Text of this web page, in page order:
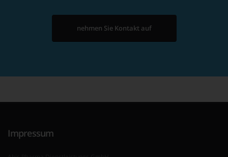
nehmen Sie Kontakt auf
Impressum